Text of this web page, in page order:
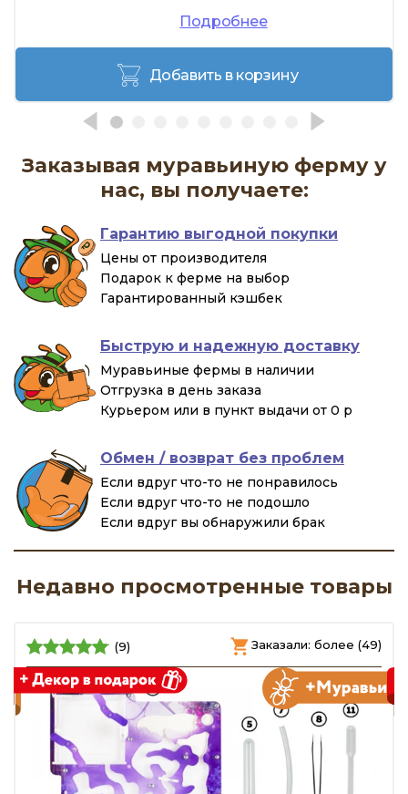
Подробнее
Добавить в корзину
Заказывая муравьиную ферму у
нас, вы получаете:
Гарантию выгодной покупки
Цены от производителя
Подарок к ферме на выбор
Гарантированный кэшбек
Быструю и надежную доставку
Муравьиные фермы в наличии
Отгрузка в день заказа
Курьером или в пункт выдачи от 0 р
Обмен / возврат без проблем
Если вдруг что-то не понравилось
Если вдруг что-то не подошло
Если вдруг вы обнаружили брак
Недавно просмотренные товары
(9) Заказали: более (49)